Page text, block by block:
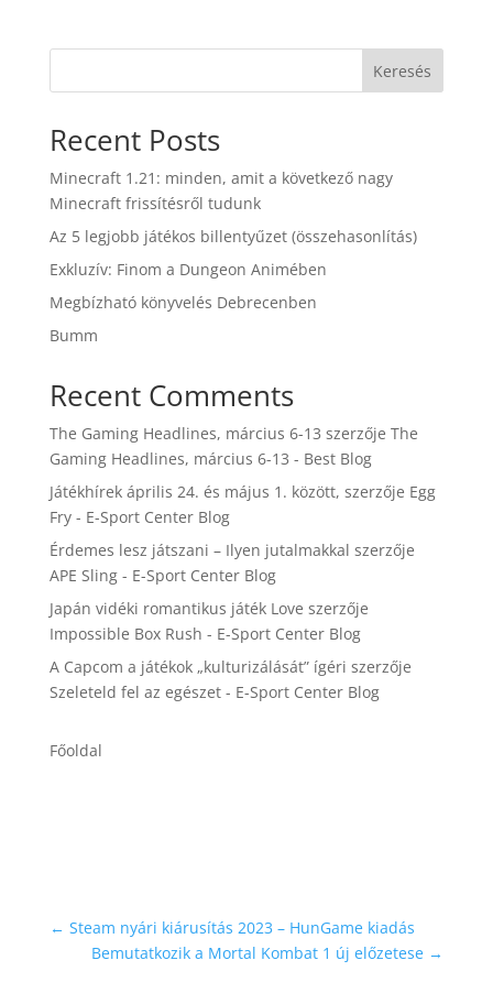
Keresés
Recent Posts
Minecraft 1.21: minden, amit a következő nagy
Minecraft frissítésről tudunk
Az 5 legjobb játékos billentyűzet (összehasonlítás)
Exkluzív: Finom a Dungeon Animében
Megbízható könyvelés Debrecenben
Bumm
Recent Comments
The Gaming Headlines, március 6-13 szerzője The
Gaming Headlines, március 6-13 - Best Blog
Játékhírek április 24. és május 1. között, szerzője Egg
Fry - E-Sport Center Blog
Érdemes lesz játszani – Ilyen jutalmakkal szerzője
APE Sling - E-Sport Center Blog
Japán vidéki romantikus játék Love szerzője
Impossible Box Rush - E-Sport Center Blog
A Capcom a játékok „kulturizálását” ígéri szerzője
Szeleteld fel az egészet - E-Sport Center Blog
Főoldal
← Steam nyári kiárusítás 2023 – HunGame kiadás
Bemutatkozik a Mortal Kombat 1 új előzetese →